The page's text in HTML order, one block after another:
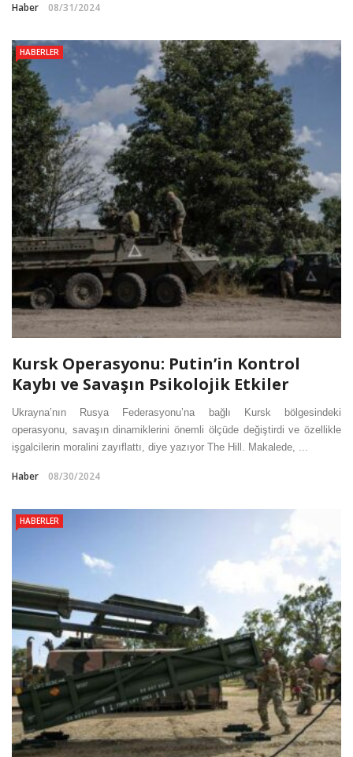
Haber 08/31/2024
HABERLER
Kursk Operasyonu: Putin’in Kontrol
Kaybı ve Savaşın Psikolojik Etkiler
Ukrayna’nın Rusya Federasyonu’na bağlı Kursk bölgesindeki
operasyonu, savaşın dinamiklerini önemli ölçüde değiştirdi ve özellikle
işgalcilerin moralini zayıflattı, diye yazıyor The Hill. Makalede, ...
Haber 08/30/2024
HABERLER